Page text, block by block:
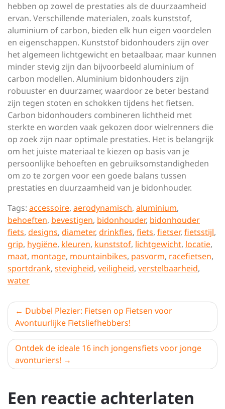
hebben op zowel de prestaties als de duurzaamheid
ervan. Verschillende materialen, zoals kunststof,
aluminium of carbon, bieden elk hun eigen voordelen
en eigenschappen. Kunststof bidonhouders zijn over
het algemeen lichtgewicht en betaalbaar, maar kunnen
minder stevig zijn dan bijvoorbeeld aluminium of
carbon modellen. Aluminium bidonhouders zijn
robuuster en duurzamer, waardoor ze beter bestand
zijn tegen stoten en schokken tijdens het fietsen.
Carbon bidonhouders combineren lichtheid met
sterkte en worden vaak gekozen door wielrenners die
op zoek zijn naar optimale prestaties. Het is belangrijk
om het juiste materiaal te kiezen op basis van je
persoonlijke behoeften en gebruiksomstandigheden
om zo te zorgen voor een goede balans tussen
prestaties en duurzaamheid van je bidonhouder.
Tags: accessoire, aerodynamisch, aluminium,
behoeften, bevestigen, bidonhouder, bidonhouder
fiets, designs, diameter, drinkfles, fiets, fietser, fietsstijl,
grip, hygiëne, kleuren, kunststof, lichtgewicht, locatie,
maat, montage, mountainbikes, pasvorm, racefietsen,
sportdrank, stevigheid, veiligheid, verstelbaarheid,
water
Berichtnavigatie
Dubbel Plezier: Fietsen op Fietsen voor
Avontuurlijke Fietsliefhebbers!
Ontdek de ideale 16 inch jongensfiets voor jonge
avonturiers!
Een reactie achterlaten